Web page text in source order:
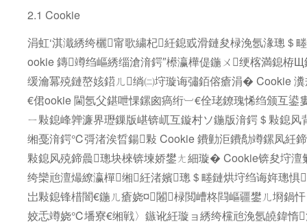
2.1 Cookie
涓虹‘淇濈綉绔欐甯歌繍杞紝鎴戜滑鏈夋椂浼氬湪璁＄
ookie 鏄竴绉嶇綉缁滄湇鍔″櫒瀛樺偍鍦ㄨ绠楁満鎴栫
缓瀹冪殑鏈嶅姟鍣ㄦ绱㈡垨璇诲彇銆傛瘡涓� Cookie
€侰ookie 閫氬父鍖呭惈鏍囪瘑绗︺€佺珯鐐瑰悕绉颁互
ㄧ敤鎴峰亸濂界瓑鏁版嵁锛屼互鏇村ソ鍦版湇鍔＄敤鎴
缃戞湇鍔℃彁渚涘晢鍚敤 Cookie 鐨勭洰鐨勪竴鏍凤紝
敤鎴风殑鍗曟璁块棶锛堜娇鐢ㄤ細璇� Cookie锛夋垨
绔欒兘澶熶繚瀛樿缃紝渚嬪璁＄畻鏈烘垨绉诲姩璁
岀敤鎴锋棤闇€鍦ㄦ瘡娆¤闂椂閲嶆柊閰嶇疆鐢ㄦ埛鍋
姣忎竴娆℃墦寮€缃戦〉鏃讹紝璇ョ綉绔欓兘浼氬皢鍏惰